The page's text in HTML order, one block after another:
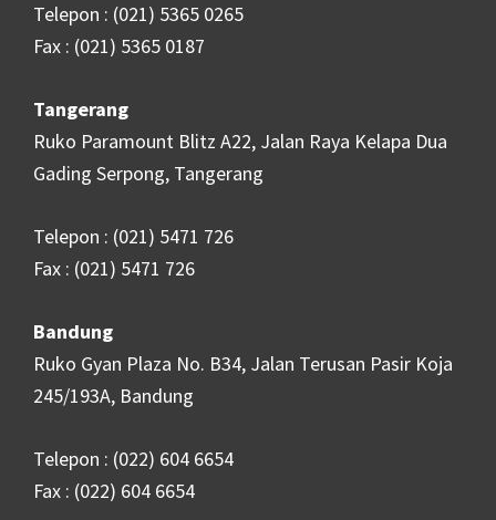
Telepon : (021) 5365 0265
Fax : (021) 5365 0187
Tangerang
Ruko Paramount Blitz A22, Jalan Raya Kelapa Dua
Gading Serpong, Tangerang
Telepon : (021) 5471 726
Fax : (021) 5471 726
Bandung
Ruko Gyan Plaza No. B34, Jalan Terusan Pasir Koja
245/193A, Bandung
Telepon : (022) 604 6654
Fax : (022) 604 6654